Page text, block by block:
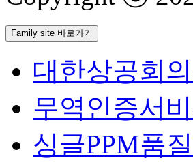
Family site 바로가기
대한상공회
무역인증서
싱글PPM품